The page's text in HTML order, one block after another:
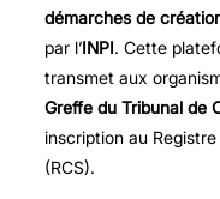
démarches de
par l’INPI. Cette
transmet aux
Greffe du Tribunal de
inscription au
(RCS).